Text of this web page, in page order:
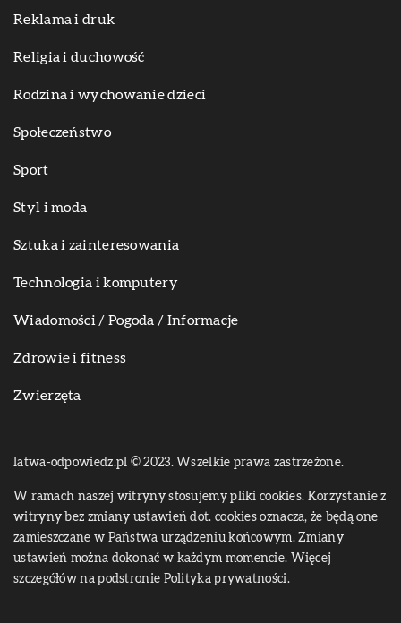
Reklama i druk
Religia i duchowość
Rodzina i wychowanie dzieci
Społeczeństwo
Sport
Styl i moda
Sztuka i zainteresowania
Technologia i komputery
Wiadomości / Pogoda / Informacje
Zdrowie i fitness
Zwierzęta
latwa-odpowiedz.pl © 2023. Wszelkie prawa zastrzeżone.
W ramach naszej witryny stosujemy pliki cookies. Korzystanie z
witryny bez zmiany ustawień dot. cookies oznacza, że będą one
zamieszczane w Państwa urządzeniu końcowym. Zmiany
ustawień można dokonać w każdym momencie. Więcej
szczegółów na podstronie Polityka prywatności.